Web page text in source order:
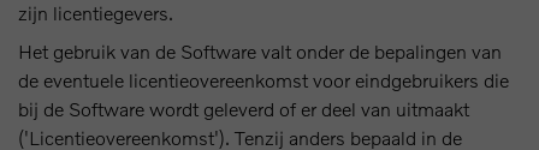
zijn licentiegevers.
Het gebruik van de Software valt onder de bepalingen van
de eventuele licentieovereenkomst voor eindgebruikers die
bij de Software wordt geleverd of er deel van uitmaakt
('Licentieovereenkomst'). Tenzij anders bepaald in de